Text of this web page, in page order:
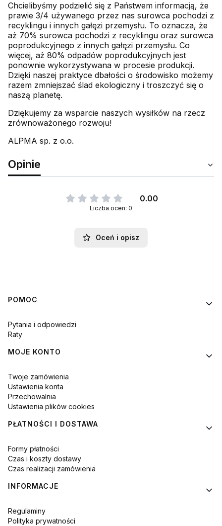
Chcielibyśmy podzielić się z Państwem informacją, że
prawie 3/4 używanego przez nas surowca pochodzi z
recyklingu i innych gałęzi przemysłu. To oznacza, że
aż 70% surowca pochodzi z recyklingu oraz surowca
poprodukcyjnego z innych gałęzi przemysłu. Co
więcej, aż 80% odpadów poprodukcyjnych jest
ponownie wykorzystywana w procesie produkcji.
Dzięki naszej praktyce dbałości o środowisko możemy
razem zmniejszać ślad ekologiczny i troszczyć się o
naszą planetę.
Dziękujemy za wsparcie naszych wysiłków na rzecz
zrównoważonego rozwoju!
ALPMA sp. z o.o.
Opinie
0.00
Liczba ocen: 0
Oceń i opisz
Linki w stopce
POMOC
Pytania i odpowiedzi
Raty
MOJE KONTO
Twoje zamówienia
Ustawienia konta
Przechowalnia
Ustawienia plików cookies
PŁATNOŚCI I DOSTAWA
Formy płatności
Czas i koszty dostawy
Czas realizacji zamówienia
INFORMACJE
Regulaminy
Polityka prywatności